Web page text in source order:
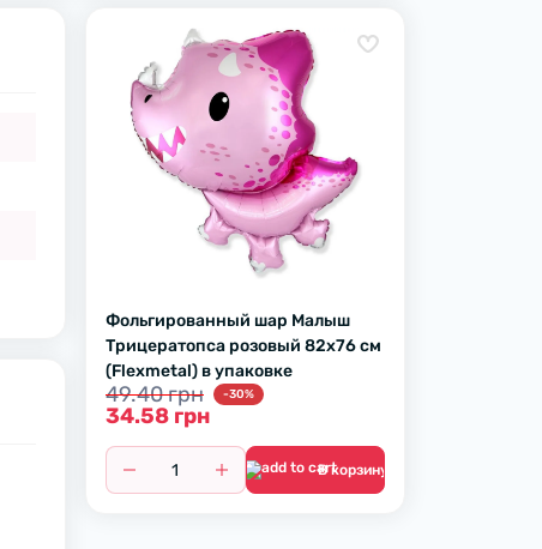
Фольгированный шар Малыш
Трицератопса розовый 82х76 см
(Flexmetal) в упаковке
49.40 грн -30%
34.58 грн
В корзину